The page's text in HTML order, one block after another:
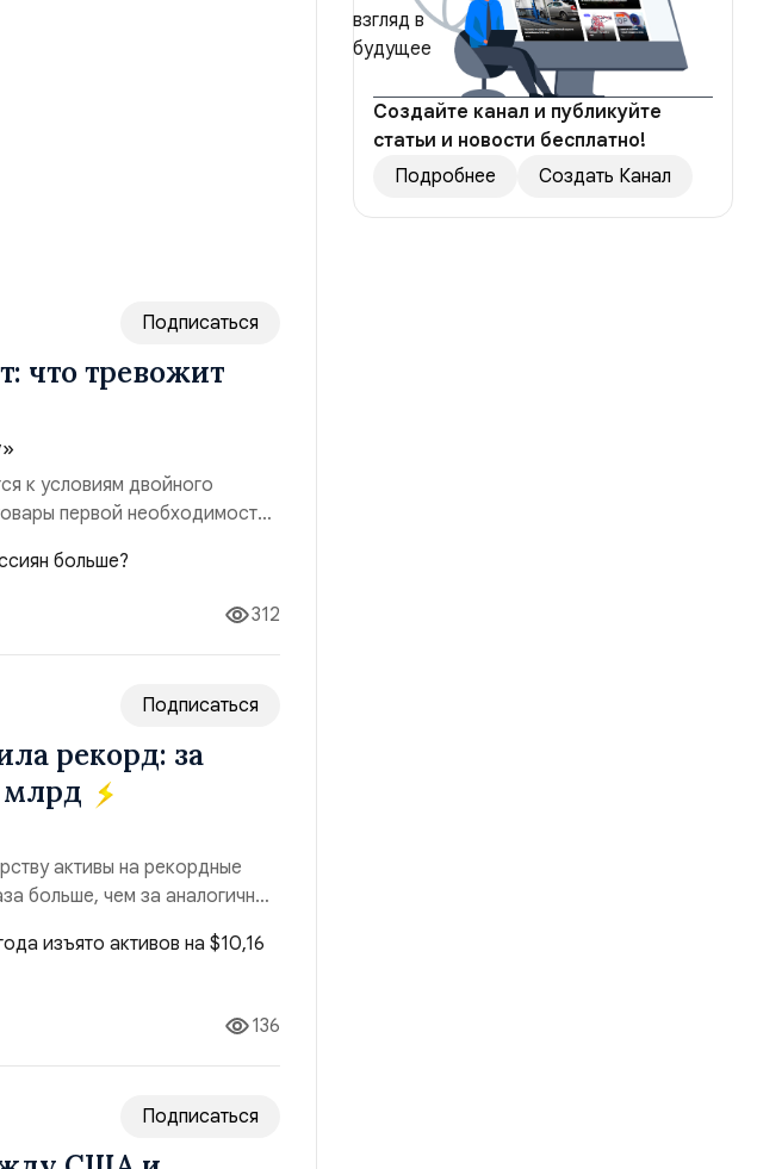
Подписаться
что тревожит
к условиям двойного
первой необходимости,
– технологическая
сайтов, необходимость
312
Подписаться
рекорд: за
млрд
активы на рекордные
больше, чем за аналогичный
национализационных
всего российского рынка
136
Подписаться
Создайте канал и публикуйте
статьи и новости бесплатно!
Подробнее
Создать Канал